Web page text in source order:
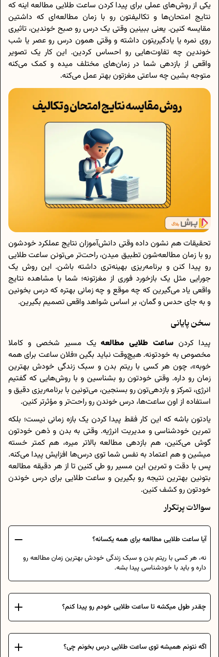
یکی از روش‌های عملی برای پیدا کردن ساعت طلایی مطالعه اینه که
نتایج امتحان‌ها و تکالیفتون رو با زمان مطالعه‌ای که داشتین
مقایسه کنین. یعنی ببینین وقتی یک درس رو صبح خوندین، تاثیری
روی نمره یا یادگیریتون داشته و وقتی همون درس رو عصر یا شب
خوندین چه تفاوت‌هایی رو احساس کردین. این کار یک تصویر
واقعی از بازدهی شما در زمان‌های مختلف میده و کمک می‌کنه
متوجه بشین چه ساعتی مغزتون بهتر عمل می‌کنه.
تحقیقات هم نشون داده وقتی دانش‌آموزان نتایج عملکرد خودشون
رو با زمان مطالعه‌شون تطبیق میدن، راحت‌تر می‌تونن ساعت طلایی
رو پیدا کنن و برنامه‌ریزی بهینه‌تری داشته باشن. این روش یک
جورایی مثل یک بازخورد فوری از مغزتونه؛ شما با مشاهده نتایج
واقعی یاد می‌گیرین که چه موقع و چه زمانی بهتره که درس بخونین
و به جای حدس و گمان، بر اساس شواهد واقعی تصمیم بگیرین.
سخن پایانی
پیدا کردن ساعت طلایی مطالعهیک مسیر شخصی و کاملا
مخصوص به خودتونه. هیچ‌وقت نباید بگین «فلان ساعت برای همه
خوبه»، چون هر کسی با ریتم بدن و سبک زندگی خودش بهترین
زمان رو داره. وقتی خودتون رو بشناسین و با روش‌هایی که گفتیم
انرژی، تمرکز و بازدهی‌تون رو بسنجین، می‌تونین با برنامه‌ریزی دقیق و
استفاده از اون ساعت‌ها، درس خوندن رو راحت‌تر و مؤثرتر کنین.
یادتون باشه که این کار فقط پیدا کردن یک بازه زمانی نیست؛ بلکه
تمرین خودشناسی و مدیریت انرژیه. وقتی به بدن و ذهن خودتون
گوش می‌کنین، هم بازدهی مطالعه بالاتر میره، هم کمتر خسته
میشین و هم اعتماد به نفس شما توی درس‌ها افزایش پیدا می‌کنه.
پس با دقت و تمرین این مسیر رو طی کنین تا از هر دقیقه مطالعه
بتونین بهترین نتیجه رو بگیرین و ساعت طلایی برای درس خوندن
خودتون رو کشف کنین.
سوالات پرتکرار
آیا ساعت طلایی مطالعه برای همه یکسانه؟
نه، هر کسی با ریتم بدن و سبک زندگی خودش بهترین زمان مطالعه رو
داره و باید با خودشناسی پیدا بشه.
چقدر طول میکشه تا ساعت طلایی خودم رو پیدا کنم؟
اگه نتونم همیشه توی ساعت طلایی درس بخونم چی؟